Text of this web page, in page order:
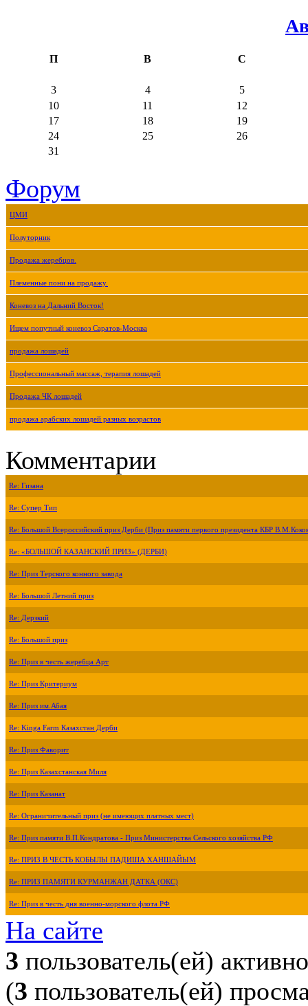
П В С
3 4
5
10
11
12
17
18
19
24
25
26
31
Форум
ЦМИ
Полуторник
Продажа жеребцов.
Племенные пони на продажу.
Коневоз на Дальний Восток!
Ищем попутный коневоз Саратов-Москва
продажа лошадей
Профессиональный массаж, терапия лошадей
Продажа ЧК лошадей
продажа арабских лошадей разных возрастов
Комментарии
Re: Гизана
Re: Супер Тип
Re: Большой Всероссийский приз Дерби (Приз памяти первого президента КБР
Re: «БОЛЬШОЙ КАЗАНСКИЙ ПРИЗ» (ДЕРБИ)
Re: Приз Терского конного завода
Re: Большой Летний приз
Re: Дерзкий
Re: Большой приз
Re: Приз в честь жеребца Арт
Re: Приз Критериум
Re: Приз им.Абая
Re: Kinga Farm Казахстан Дерби
Re: Приз Фаворит
Re: Приз Казахстанская Миля
Re: Приз Казанат
Re: Ограничительный приз (не имеющих платных мест)
Re: Приз памяти В.П.Кондратова - Приз Министерства Сельского хозяйства РФ
Re: ПРИЗ В ЧЕСТЬ КОБЫЛЫ ПАДИША ХАНШАЙЫМ
Re: ПРИЗ ПАМЯТИ КУРМАНЖАН ДАТКА (ОКС)
Re: Приз в честь дня военно-морского флота РФ
На сайте
3 пользователь(ей) активно
(3 пользователь(ей)